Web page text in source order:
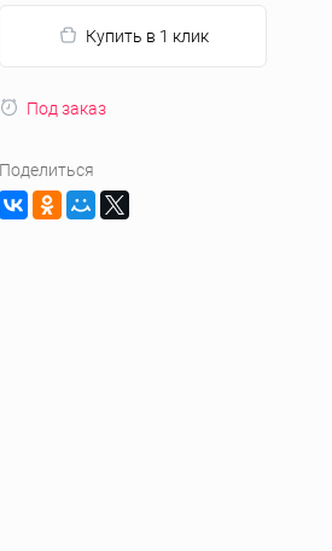
Купить в 1 клик
Под заказ
Поделиться